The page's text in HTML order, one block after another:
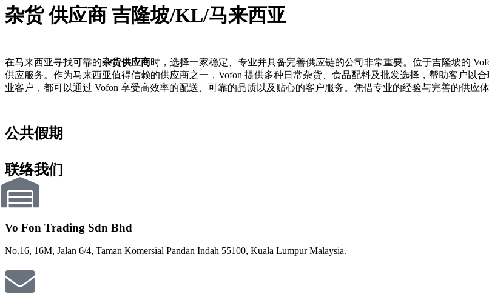
杂货 供应商 吉隆坡/KL/马来西亚
在马来西亚寻找可靠的杂货供应商时，选择一家稳定、专业并具备完善供应链的公司非常重要。位于吉隆坡的
供应服务。作为马来西亚值得信赖的供应商之一，Vofon 提供多种日常杂货、食品配料及批发选择，帮助客户以
业客户，都可以通过 Vofon 享受高效率的配送、可靠的品质以及贴心的客户服务。凭借专业的经验与完善的供应
公共假期
联络我们
Vo Fon Trading Sdn Bhd
No.16, 16M, Jalan 6/4, Taman Komersial Pandan Indah 55100, Kuala Lumpur Malaysia.